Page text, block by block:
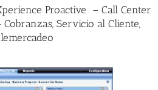
Proactive – Call Center
Servicio al Cliente,